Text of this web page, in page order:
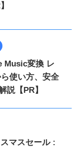
Music変換 レ
使い方、安全
説【PR】
マスセール :